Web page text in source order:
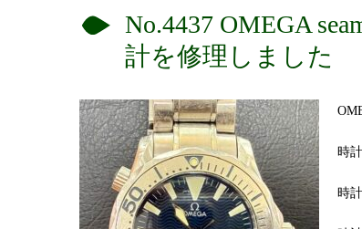
No.4437 OMEGA
計を修理しました
時
時